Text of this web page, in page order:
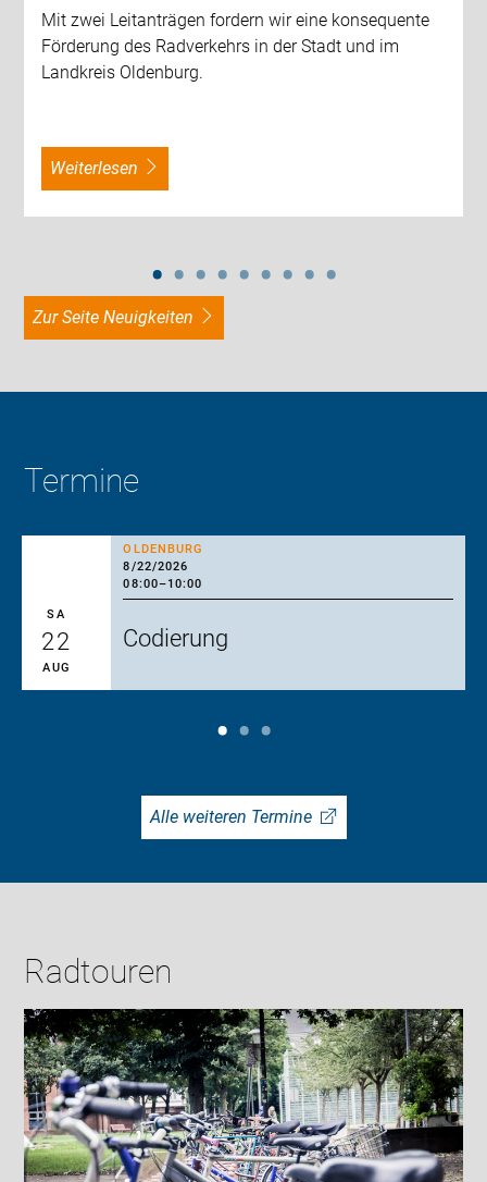
Mit zwei Leitanträgen fordern wir eine konsequente
Förderung des Radverkehrs in der Stadt und im
Landkreis Oldenburg.
weiterlesen
zur Seite Neuigkeiten
Termine
OLDENBURG
8/22/2026
08:00–10:00
SA
22
AUG
Codierung
Alle weiteren Termine
Radtouren